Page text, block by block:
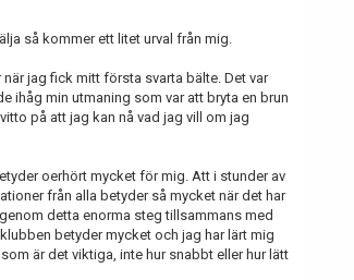
så kommer ett litet urval från mig.
jag fick mitt första svarta bälte. Det var
ihåg min utmaning som var att bryta en brun
på att jag kan nå vad jag vill om jag
oerhört mycket för mig. Att i stunder av
från alla betyder så mycket när det har
detta enorma steg tillsammans med
betyder mycket och jag har lärt mig
är det viktiga, inte hur snabbt eller hur lätt